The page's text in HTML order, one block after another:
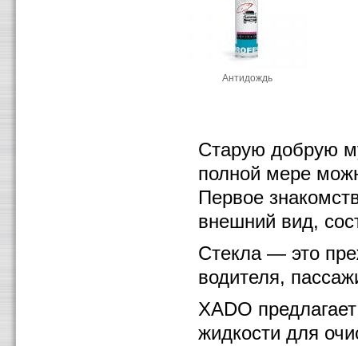
Антидождь
Старую добрую
полной мере
Первое
внешний вид,
Стекла — это
водителя,
ХАDО
жидкости для